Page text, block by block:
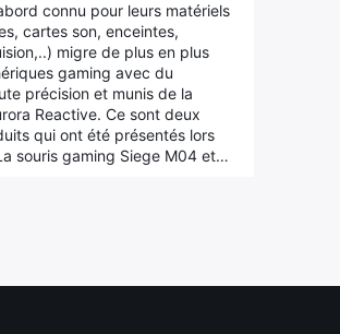
connu pour leurs matériels
cartes son, enceintes,
migre de plus en plus
gaming avec du
précision et munis de la
Reactive. Ce sont deux
qui ont été présentés lors
souris gaming Siege M04 et…